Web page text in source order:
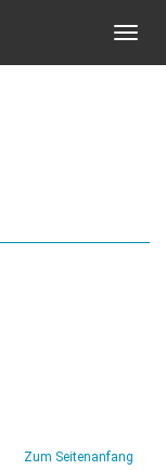
Toggle
Zum Seitenanfang